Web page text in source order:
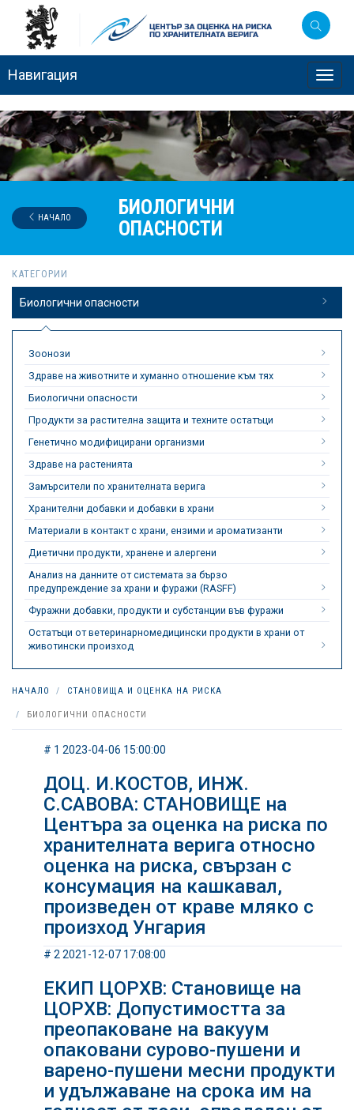
Навигация
БИОЛОГИЧНИ
ОПАСНОСТИ
НАЧАЛО
КАТЕГОРИИ
Биологични опасности
Зоонози
Здраве на животните и хуманно отношение към тях
Биологични опасности
Продукти за растителна защита и техните остатъци
Генетично модифицирани организми
Здраве на растенията
Замърсители по хранителната верига
Хранителни добавки и добавки в храни
Материали в контакт с храни, ензими и ароматизанти
Диетични продукти, хранене и алергени
Анализ на данните от системата за бързо
предупреждение за храни и фуражи (RASFF)
Фуражни добавки, продукти и субстанции във фуражи
Остатъци от ветеринарномедицински продукти в храни от
животински произход
НАЧАЛО СТАНОВИЩА И ОЦЕНКА НА РИСКА
БИОЛОГИЧНИ ОПАСНОСТИ
# 1 2023-04-06 15:00:00
ДОЦ. И.КОСТОВ, ИНЖ.
С.САВОВА: СТАНОВИЩЕ на
Центъра за оценка на риска по
хранителната верига относно
оценка на риска, свързан с
консумация на кашкавал,
произведен от краве мляко с
произход Унгария
# 2 2021-12-07 17:08:00
ЕКИП ЦОРХВ: Становище на
ЦОРХВ: Допустимостта за
преопаковане на вакуум
опаковани сурово-пушени и
варено-пушени месни продукти
и удължаване на срока им на